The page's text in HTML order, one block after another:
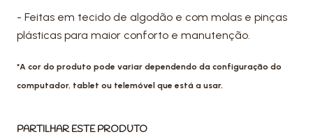
- Feitas em tecido de algodão e com molas e pinças
plásticas para maior conforto e manutenção.
*A cor do produto pode variar dependendo da configuração do
computador, tablet ou telemóvel que está a usar.
PARTILHAR ESTE PRODUTO